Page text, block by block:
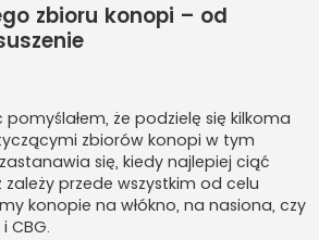
zbioru konopi – od
pomyślałem, że podzielę się kilkoma
zbiorów konopi w tym
się, kiedy najlepiej ciąć
przede wszystkim od celu
konopie na włókno, na nasiona, czy
CBG.